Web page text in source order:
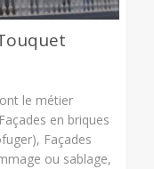
le métier
en briques
Façades
ou sablage,